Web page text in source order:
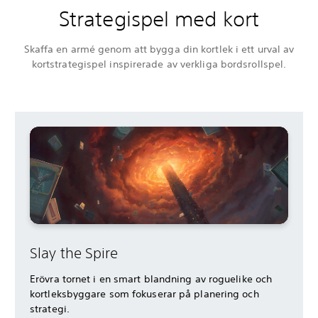
Strategispel med kort
Skaffa en armé genom att bygga din kortlek i ett urval av
kortstrategispel inspirerade av verkliga bordsrollspel.
Slay the Spire
Erövra tornet i en smart blandning av roguelike och
kortleksbyggare som fokuserar på planering och
strategi.